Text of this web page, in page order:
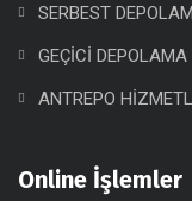
SERBEST
GEÇİCİ
ANTREPO
Online İşlemler